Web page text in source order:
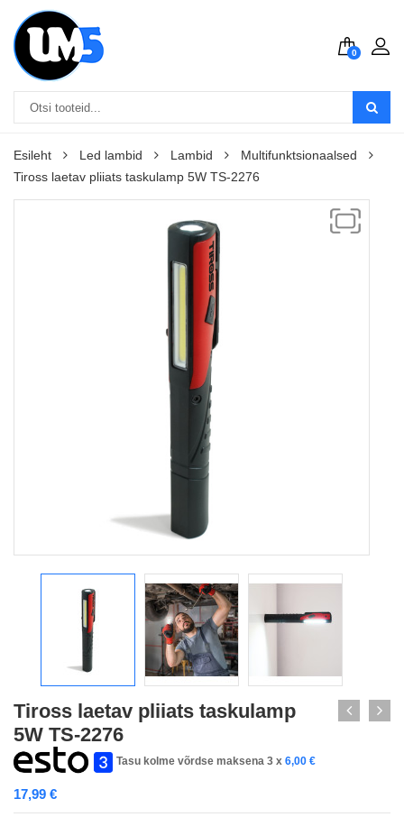
0
Esileht Led lambid Lambid
Multifunktsionaalsed
Tiross laetav pliiats taskulamp 5W TS-2276
Tiross laetav pliiats taskulamp
5W TS-2276
Tasu kolme võrdse maksena 3 x 6,00 €
17,99 €